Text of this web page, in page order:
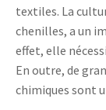
textiles. La
chenilles, a un
effet, elle
En outre, de
chimiques sont